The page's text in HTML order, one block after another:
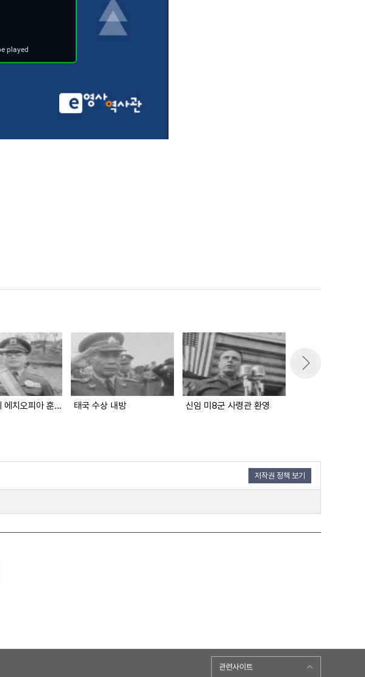
정대장에게 에치오피아 훈장 전달 태국 수상 내방 신임 미8군 사령관 환영
저작권 정책 보기
관련사이트